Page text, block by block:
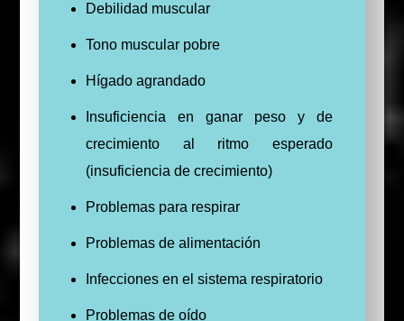
Debilidad muscular
Tono muscular pobre
Hígado agrandado
Insuficiencia en ganar peso y de
crecimiento al ritmo esperado
(insuficiencia de crecimiento)
Problemas para respirar
Problemas de alimentación
Infecciones en el sistema respiratorio
Problemas de oído